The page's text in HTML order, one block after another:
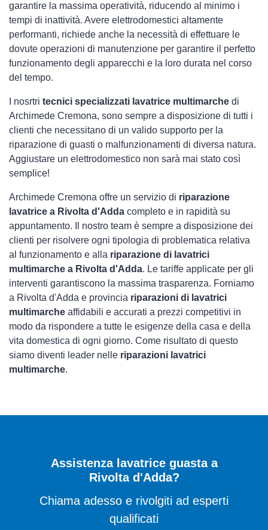
garantire la massima operatività, riducendo al minimo i
tempi di inattività. Avere elettrodomestici altamente
performanti, richiede anche la necessità di effettuare le
dovute operazioni di manutenzione per garantire il perfetto
funzionamento degli apparecchi e la loro durata nel corso
del tempo.
I nosrtri tecnici specializzati lavatrice multimarche di
Archimede Cremona, sono sempre a disposizione di tutti i
clienti che necessitano di un valido supporto per la
riparazione di guasti o malfunzionamenti di diversa natura.
Aggiustare un elettrodomestico non sarà mai stato così
semplice!
Archimede Cremona offre un servizio di riparazione
lavatrice a Rivolta d'Adda completo e in rapidità su
appuntamento. Il nostro team è sempre a disposizione dei
clienti per risolvere ogni tipologia di problematica relativa
al funzionamento e alla riparazione di lavatrici
multimarche a Rivolta d'Adda. Le tariffe applicate per gli
interventi garantiscono la massima trasparenza. Forniamo
a Rivolta d'Adda e provincia riparazioni di lavatrici
multimarche affidabili e accurati a prezzi competitivi in
modo da rispondere a tutte le esigenze della casa e della
vita domestica di ogni giorno. Come risultato di questo
siamo diventi leader nelle riparazioni lavatrici
multimarche.
Assistenza lavatrice guasta a
Rivolta d'Adda?
Chiama adesso e rivolgiti ad esperti
qualificati